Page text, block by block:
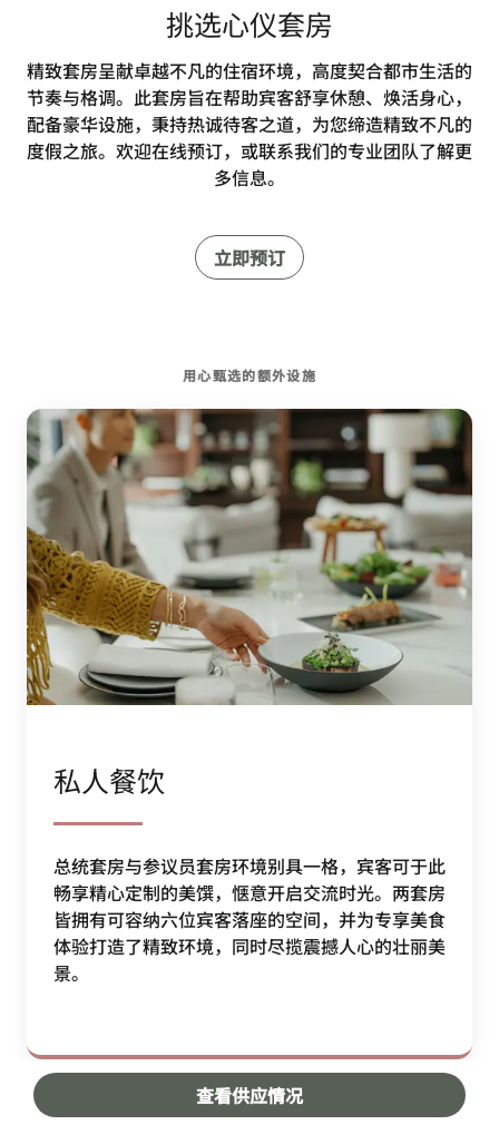
查看供应情况
挑选心仪套房
精致套房呈献卓越不凡的住宿环境，高度契合都市生活的
节奏与格调。此套房旨在帮助宾客舒享休憩、焕活身心，
配备豪华设施，秉持热诚待客之道，为您缔造精致不凡的
度假之旅。欢迎在线预订，或联系我们的专业团队了解更
多信息。
立即预订
用心甄选的额外设施
私人餐饮
总统套房与参议员套房环境别具一格，宾客可于此
畅享精心定制的美馔，惬意开启交流时光。两套房
皆拥有可容纳六位宾客落座的空间，并为专享美食
体验打造了精致环境，同时尽揽震撼人心的壮丽美
景。